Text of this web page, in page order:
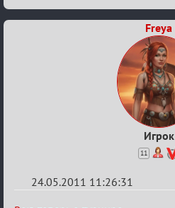
Freya
Игрок
11
24.05.2011 11:26:31